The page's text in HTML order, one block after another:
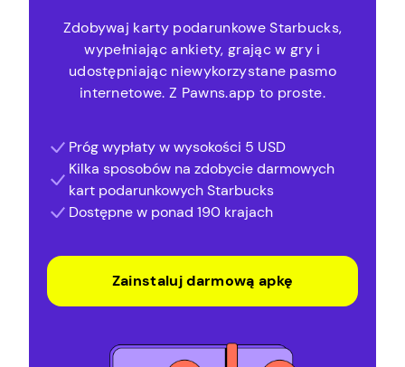
Zdobywaj karty podarunkowe Starbucks,
wypełniając ankiety, grając w gry i
udostępniając niewykorzystane pasmo
internetowe. Z Pawns.app to proste.
Próg wypłaty w wysokości 5 USD
Kilka sposobów na zdobycie darmowych
kart podarunkowych Starbucks
Dostępne w ponad 190 krajach
Zainstaluj darmową apkę